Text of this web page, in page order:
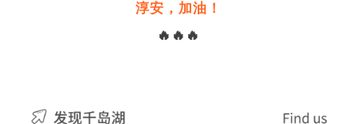
淳安，加油！
🔥 🔥🔥